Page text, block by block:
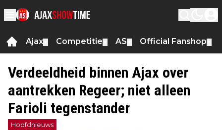
Ajax Competitie AS Official Fanshop
Verdeeldheid binnen Ajax over
aantrekken Regeer; niet alleen
Farioli tegenstander
Hoofdnieuws